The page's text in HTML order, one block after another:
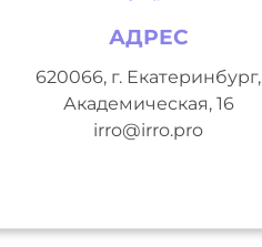
АДРЕС
620066, г. Екатеринбург,
Академическая, 16
irro@irro.pro